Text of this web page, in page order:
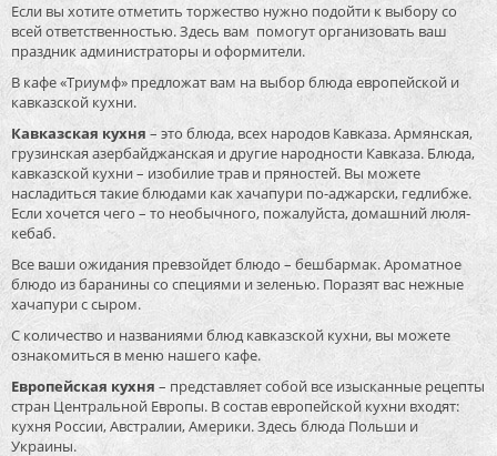
Если вы хотите отметить торжество нужно подойти к выбору со
всей ответственностью. Здесь вам помогут организовать ваш
праздник администраторы и оформители.
В кафе «Триумф» предложат вам на выбор блюда европейской и
кавказской кухни.
Кавказская кухня – это блюда, всех народов Кавказа. Армянская,
грузинская азербайджанская и другие народности Кавказа. Блюда,
кавказской кухни – изобилие трав и пряностей. Вы можете
насладиться такие блюдами как хачапури по-аджарски, гедлибже.
Если хочется чего – то необычного, пожалуйста, домашний люля-
кебаб.
Все ваши ожидания превзойдет блюдо – бешбармак. Ароматное
блюдо из баранины со специями и зеленью. Поразят вас нежные
хачапури с сыром.
С количество и названиями блюд кавказской кухни, вы можете
ознакомиться в меню нашего кафе.
Европейская кухня – представляет собой все изысканные рецепты
стран Центральной Европы. В состав европейской кухни входят:
кухня России, Австралии, Америки. Здесь блюда Польши и
Украины.